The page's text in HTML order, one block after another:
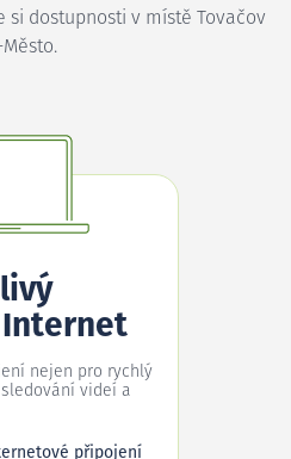
si dostupnosti v místě Tovačov
Internet
nejen pro rychlý
videí a
připojení